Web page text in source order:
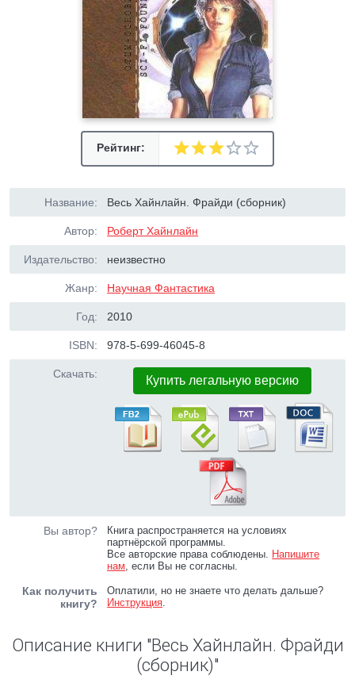
Рейтинг:
Название: Весь Хайнлайн. Фрайди (сборник)
Автор: Роберт Хайнлайн
Издательство: неизвестно
Жанр: Научная Фантастика
Год: 2010
ISBN: 978-5-699-46045-8
Скачать: Купить легальную версию
Вы автор?
Книга распространяется на условиях
партнёрской программы.
Все авторские права соблюдены. Напишите
нам, если Вы не согласны.
Как получить
книгу?
Оплатили, но не знаете что делать дальше?
Инструкция.
Описание книги "Весь Хайнлайн. Фрайди
(сборник)"